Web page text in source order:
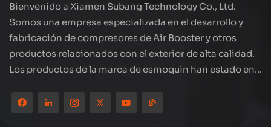
Bienvenido a Xiamen Subang Technology Co., Ltd.
Somos una empresa especializada en el desarrollo y
fabricación de compresores de Air Booster y otros
productos relacionados con el exterior de alta calidad.
Los productos de la marca de esmoquin han estado en
ubicada en el hermoso paisaje de la ciudad costera:
Xiamen, nuestros productos se exportan a más de 80